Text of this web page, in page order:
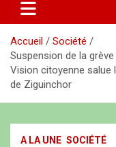
t
Accueil
Société
Suspension de la
Vision citoyenne salue
de Ziguinchor
A LA UNE SOCIÉTÉ